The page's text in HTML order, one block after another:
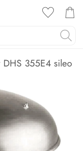
DHS 355E4 sileo